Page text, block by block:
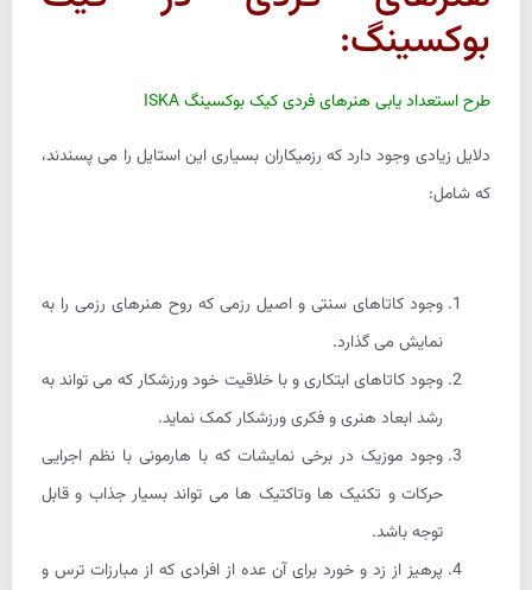
بوکسینگ:
طرح استعداد یابی هنرهای فردی کیک بوکسینگ ISKA
دلایل زیادی وجود دارد که رزمیکاران بسیاری این استایل را می پسندند،
که شامل:
وجود کاتاهای سنتی و اصیل رزمی که روح هنرهای رزمی را به
نمایش می گذارد.
وجود کاتاهای ابتکاری و با خلاقیت خود ورزشکار که می تواند به
رشد ابعاد هنری و فکری ورزشکار کمک نماید.
وجود موزیک در برخی نمایشات که با هارمونی با نظم اجرایی
حرکات و تکنیک ها وتاکتیک ها می تواند بسیار جذاب و قابل
توجه باشد.
پرهیز از زد و خورد برای آن عده از افرادی که از مبارزات ترس و